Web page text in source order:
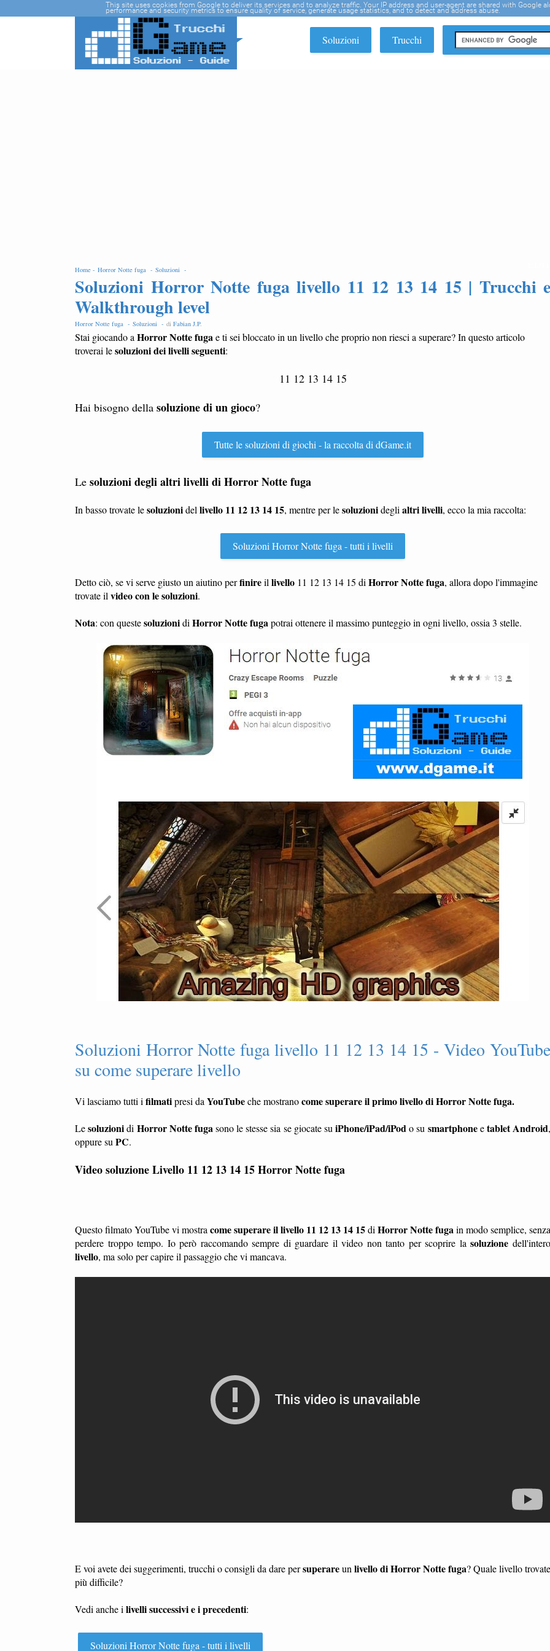
Soluzioni Trucchi
Home - Horror Notte fuga - Soluzioni -
Soluzioni Horror Notte fuga livello 11 12 13 14 15 | Trucchi e
Walkthrough level
Horror Notte fuga - Soluzioni - di Fabian J.P.
Stai giocando a Horror Notte fugae ti sei bloccato in un livello che proprio non riesci a superare? In questo articolo
troverai lesoluzioni dei livelli seguenti:
11 12 13 14 15
Hai bisogno della soluzione di un gioco?
Tutte le soluzioni di giochi - la raccolta di dGame.it
Le soluzioni degli altri livelli diHorror Notte fuga
In basso trovate lesoluzionidel livello 11 12 13 14 15, mentre per lesoluzionidegli altri livelli, ecco la mia raccolta:
Soluzioni Horror Notte fuga - tutti i livelli
Detto ciò, se vi serve giusto un aiutino perfinireil livello 11 12 13 14 15 di Horror Notte fuga, allora dopo l'immagine
trovate il video con le soluzioni.
Nota: con questesoluzionidi Horror Notte fugapotrai ottenere il massimo punteggio in ogni livello, ossia 3 stelle.
Soluzioni Horror Notte fuga livello 11 12 13 14 15 - Video YouTube
su come superare livello
Vi lasciamo tutti i filmatipresi da YouTubeche mostranocome superare il primo livello di Horror Notte fuga.
Lesoluzionidi Horror Notte fugasono le stesse sia se giocate suiPhone/iPad/iPodo su smartphoneetabletAndroid
oppure su PC.
Video soluzione Livello 11 12 13 14 15Horror Notte fuga
Questo filmato YouTube vi mostra come superare il livello 11 12 13 14 15di Horror Notte fugain modo semplice, senza
perdere troppo tempo. Io però raccomando sempre di guardare il video non tanto per scoprire lasoluzione
livello, ma solo per capire il passaggio che vi mancava.
E voi avete dei suggerimenti, trucchi o consigli da dare persuperareun livello di Horror Notte fuga? Quale livello trovate
più difficile?
Vedi anche i livelli successivi e i precedenti:
Soluzioni Horror Notte fuga - tutti i livelli
This site uses cookies from Google to deliver its services and to analyze traffic. Your IP address and user-agent are shared with Google
performance and security metrics to ensure quality of service, generate usage statistics, and to detect and address abuse.